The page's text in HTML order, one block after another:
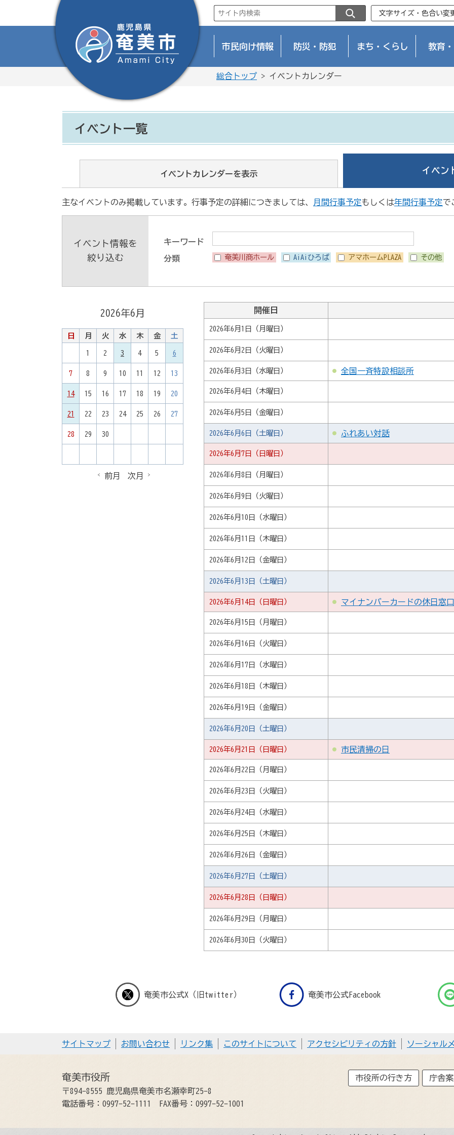
文字サイズ・色合い変
市民向け情報 防災・防犯 まち・くらし 教育
総合トップ > イベントカレンダー
イベント一覧
イベントカレンダーを表示 イベン
主なイベントのみ掲載しています。行事予定の詳細につきましては、 月間行事予定もしくは年間行事予定で
イベント情報を
絞り込む
キーワード
分類 奄美川商ホール AiAiひろば アマホームPLAZA その他
2026年6 月
日 月 火 水 木 金 土
1 2 3 4 5 6
7 8 9 10 11 12 13
14 15 16 17 18 19 20
21 22 23 24 25 26 27
28 29 30
前月 次月
開催日
2026年6月1日（月曜日）
2026年6月2日（火曜日）
2026年6月3日（水曜日） 全国一斉特設相談所
2026年6月4日（木曜日）
2026年6月5日（金曜日）
2026年6月6日（土曜日） ふれあい対話
2026年6月7日（日曜日）
2026年6月8日（月曜日）
2026年6月9日（火曜日）
2026年6月10日（水曜日）
2026年6月11日（木曜日）
2026年6月12日（金曜日）
2026年6月13日（土曜日）
2026年6月14日（日曜日） マイナンバーカードの休日窓
2026年6月15日（月曜日）
2026年6月16日（火曜日）
2026年6月17日（水曜日）
2026年6月18日（木曜日）
2026年6月19日（金曜日）
2026年6月20日（土曜日）
2026年6月21日（日曜日） 市民清掃の日
2026年6月22日（月曜日）
2026年6月23日（火曜日）
2026年6月24日（水曜日）
2026年6月25日（木曜日）
2026年6月26日（金曜日）
2026年6月27日（土曜日）
2026年6月28日（日曜日）
2026年6月29日（月曜日）
2026年6月30日（火曜日）
奄美市公式X（旧twitter） 奄美市公式Facebook
サイトマップ お問い合わせ リンク集 このサイトについて アクセシビリティの方針 ソーシャル
奄美市役所
〒894-8555 鹿児島県奄美市名瀬幸町25-8
電話番号：0997-52-1111
FAX番号：0997-52-1001
市役所の行き方 庁舎